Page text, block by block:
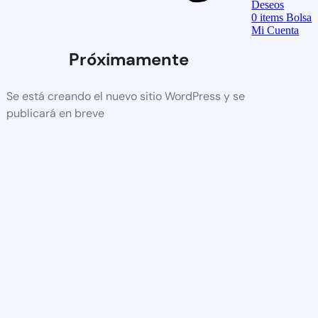
Próximamente
Se está creando el nuevo sitio WordPress y se
publicará en breve
Deseos
0items Bolsa
Mi Cuenta